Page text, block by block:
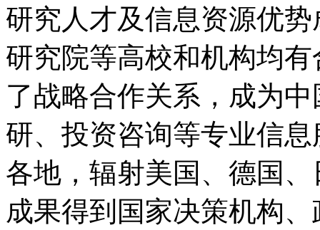
研究人才及信息资源优
研究院等高校和机构均
了战略合作关系，成为
研、投资咨询等专业信
各地，辐射美国、德国
成果得到国家决策机构